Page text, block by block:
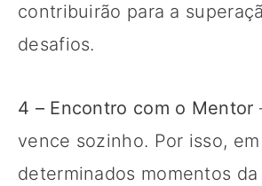
contribuirão para a
desafios.
4 – Encontro com o Mentor
vence sozinho. Por isso, em
determinados momentos